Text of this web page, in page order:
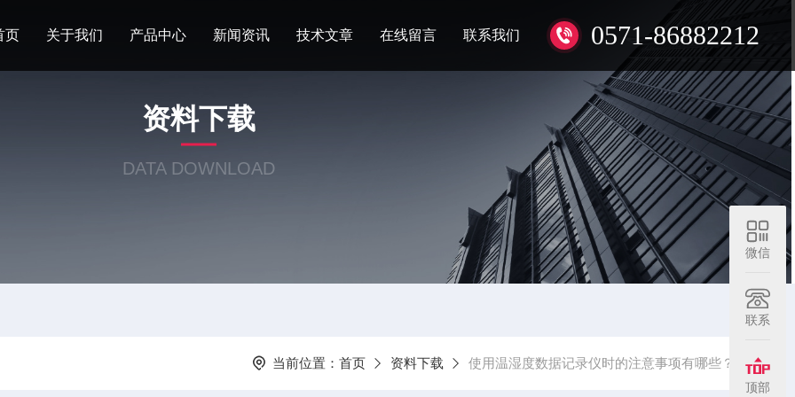
0571-86882212
页 关于我们 产品中心 新闻资讯 技术文章 在线留言 联系我们
资料下载
DATA DOWNLOAD
当前位置： 首页 资料下载 使用温湿度数据记录仪时的注意事项有哪些？
微信
联系
顶部